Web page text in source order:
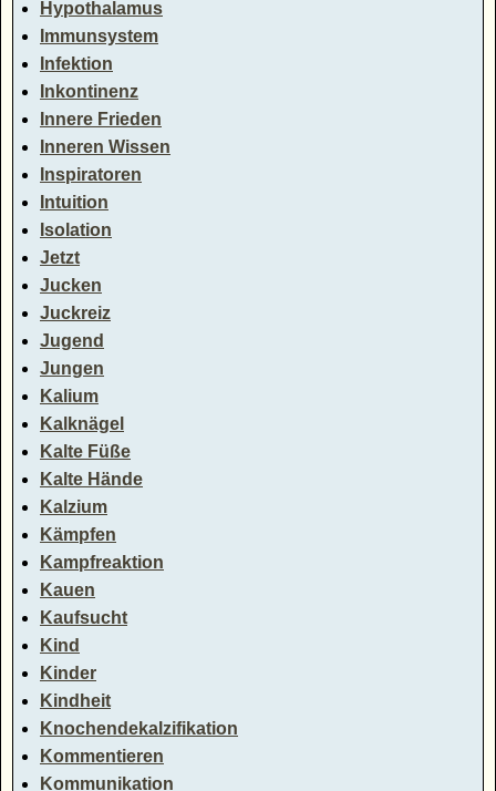
Hypothalamus
Immunsystem
Infektion
Inkontinenz
Innere Frieden
Inneren Wissen
Inspiratoren
Intuition
Isolation
Jetzt
Jucken
Juckreiz
Jugend
Jungen
Kalium
Kalknägel
Kalte Füße
Kalte Hände
Kalzium
Kämpfen
Kampfreaktion
Kauen
Kaufsucht
Kind
Kinder
Kindheit
Knochendekalzifikation
Kommentieren
Kommunikation